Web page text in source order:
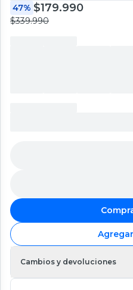
47% $179.990
$339.990
Cambios y devoluciones